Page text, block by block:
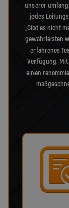
unserer
jedes
„Gibt es nicht
gewährleisten
erfahrenes
Verfügung.
einen